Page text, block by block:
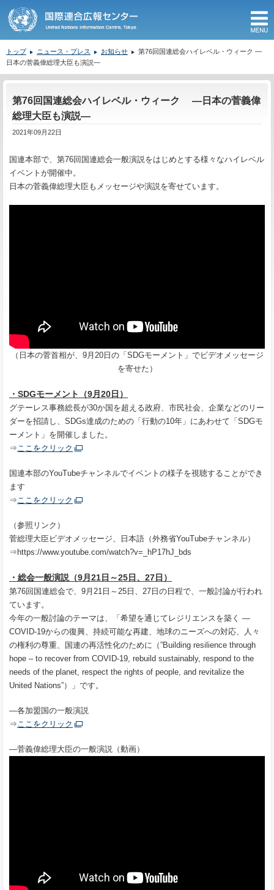
トップ ニュース・プレス お知らせ
第76回国連総会ハイレベル・ウィーク ―
日本の菅義偉総理大臣も演説―
第76回国連総会ハイレベル・ウィーク ―日本の菅義偉
総理大臣も演説―
2021年09月22日
国連本部で、第76回国連総会一般演説をはじめとする様々なハイレベル
イベントが開催中。
日本の菅義偉総理大臣もメッセージや演説を寄せています。
（日本の菅首相が、 9月 20日の「 SDGモーメント」でビデオメッセージ
を寄せた）
・SDGモーメント（9月20日）
グテーレス事務総長が30か国を超える政府、市民社会、企業などのリー
ダーを招請し、SDGs達成のための「行動の10年」にあわせて「SDGモ
ーメント」を開催しました。
⇒ここをクリック
国連本部のYouTubeチャンネルでイベントの様子を視聴することができ
ます
⇒ここをクリック
（参照リンク）
菅総理大臣ビデオメッセージ、日本語（外務省YouTubeチャンネル）
⇒https://www.youtube.com/watch?v=_hP17hJ_bds
・総会一般演説（9月21日～25日、27日）
第76回国連総会で、9月21日～25日、27日の日程で、一般討論が行われ
ています。
今年の一般討論のテーマは、「希望を通じてレジリエンスを築く ―
COVID-19からの復興、持続可能な再建、地球のニーズへの対応、人々
の権利の尊重、国連の再活性化のために（”Building resilience through
hope – to recover from COVID-19, rebuild sustainably, respond to the
needs of the planet, respect the rights of people, and revitalize the
United Nations”）」です。
―各加盟国の一般演説
⇒ここをクリック
―菅義偉総理大臣の一般演説（動画）